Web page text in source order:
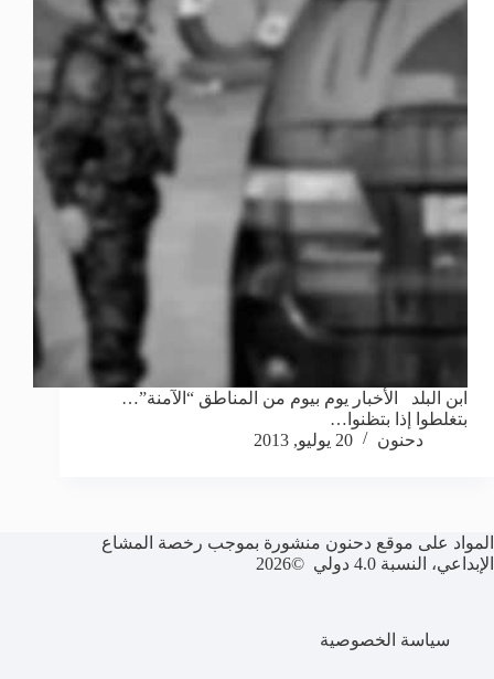
ابن البلد الأخبار يوم بيوم من المناطق “الآمنة”…
بتغلطوا إذا بتظنوا…
دحنون
20 يوليو, 2013
المواد على موقع دحنون منشورة بموجب رخصة المشاع
الإبداعي، النسبة 4.0 دولي ©2026
سياسة الخصوصية